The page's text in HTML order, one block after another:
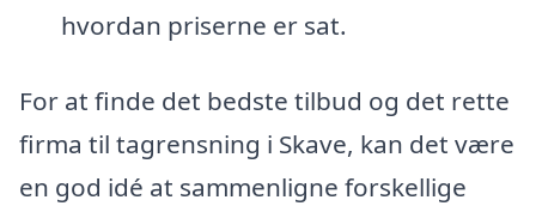
hvordan priserne er sat.
For at finde det bedste tilbud og det rette
firma til tagrensning i Skave, kan det være
en god idé at sammenligne forskellige